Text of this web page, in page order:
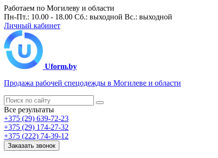
Работаем по Могилеву и области
Пн-Пт.: 10.00 - 18.00 Сб.: выходной Вс.: выходной
Личный кабинет
Uform.by
Продажа рабочей спецодежды в Могилеве и области
Все результаты
+375 (29) 639-72-23
+375 (29) 174-27-32
+375 (222) 74-39-12
Заказать звонок